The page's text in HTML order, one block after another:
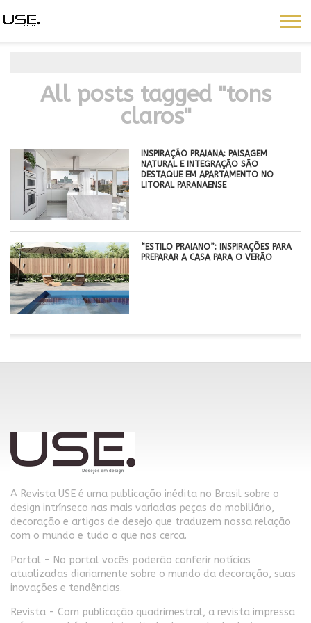
All posts tagged "tons
claros"
INSPIRAÇÃO PRAIANA: PAISAGEM
NATURAL E INTEGRAÇÃO SÃO
DESTAQUE EM APARTAMENTO NO
LITORAL PARANAENSE
“ESTILO PRAIANO”: INSPIRAÇÕES PARA
PREPARAR A CASA PARA O VERÃO
A Revista USE é uma publicação inédita no Brasil sobre o
design intrínseco nas mais variadas peças do mobiliário,
decoração e artigos de desejo que traduzem nossa relação
com o mundo e tudo o que nos cerca.
Portal - No portal vocês poderão conferir notícias
atualizadas diariamente sobre o mundo da decoração, suas
inovações e tendências.
Revista - Com publicação quadrimestral, a revista impressa